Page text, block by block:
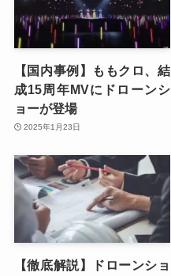
【国内事例】ももクロ、結
成15周年MVにドローンシ
ョーが登場
2025年1月23日
【徹底解説】ドローンショ